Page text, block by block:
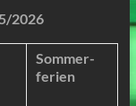
2026
Sommer-
ferien